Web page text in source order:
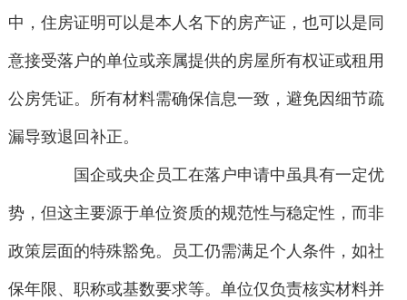
中，住房证明可以是本人名下的房产证，也可以是同
意接受落户的单位或亲属提供的房屋所有权证或租用
公房凭证。所有材料需确保信息一致，避免因细节疏
漏导致退回补正。
国企或央企员工在落户申请中虽具有一定优
势，但这主要源于单位资质的规范性与稳定性，而非
政策层面的特殊豁免。员工仍需满足个人条件，如社
保年限、职称或基数要求等。单位仅负责核实材料并